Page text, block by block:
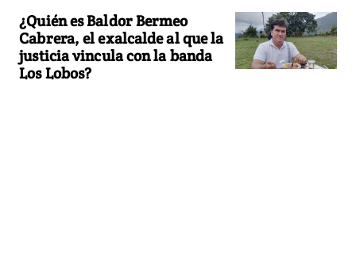
¿Quién es Baldor Bermeo
Cabrera, el exalcalde al que la
justicia vincula con la banda
Los Lobos?